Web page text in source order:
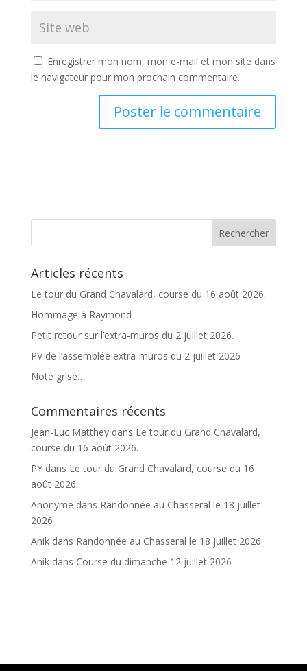
Enregistrer mon nom, mon e-mail et mon site dans
le navigateur pour mon prochain commentaire.
i
v
:
Articles récents
Le tour du Grand Chavalard, course du 16 août 2026.
Hommage à Raymond
Petit retour sur l’extra-muros du 2 juillet 2026.
PV de l’assemblée extra-muros du 2 juillet 2026
Note grise…
Commentaires récents
Jean-Luc Mattheydans Le tour du Grand Chavalard,
course du 16 août 2026.
PYdans Le tour du Grand Chavalard, course du 16
août 2026.
Anonyme dans Randonnée au Chasseral le 18 juillet
2026
Anikdans Randonnée au Chasseral le 18 juillet 2026
Anikdans Course du dimanche 12 juillet 2026